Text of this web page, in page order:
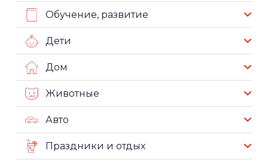
Обучение, развитие
Дети
Дом
Животные
Авто
Праздники и отдых